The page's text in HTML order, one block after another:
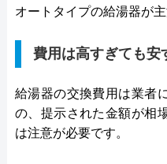
オートタイプの給湯器が
費用は高すぎても安
給湯器の交換費用は業者
の、提示された金額が相
は注意が必要です。